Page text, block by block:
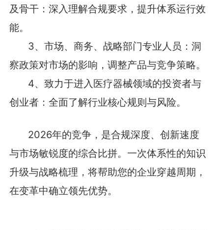
及骨干：深入理解合规要求，提升体系运行效
能。
3、市场、商务、战略部门专业人员：洞
察政策对市场的影响，调整产品与竞争策略。
4、致力于进入医疗器械领域的投资者与
创业者：全面了解行业核心规则与风险。
2026年的竞争，是合规深度、创新速度
与市场敏锐度的综合比拼。一次体系性的知识
升级与战略梳理，将帮助您的企业穿越周期，
在变革中确立领先优势。